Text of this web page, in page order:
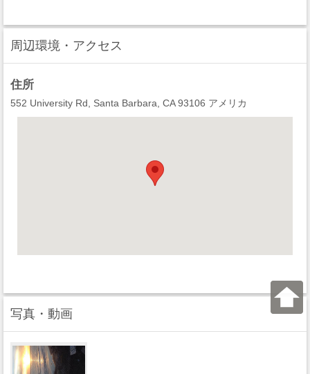
周辺環境・アクセス
住所
552 University Rd, Santa Barbara, CA 93106 アメリカ
写真・動画